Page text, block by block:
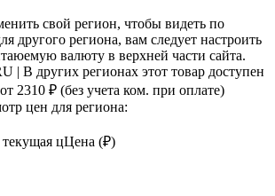
свой регион, чтобы видеть по
другого региона, вам следует настроить
валюту в верхней части сайта.
| В других регионах этот товар доступен
от 2310 ₽ (без учета ком. при оплате)
цен для региона:
цЦена (₽)